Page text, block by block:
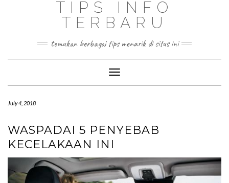
TIPS INFO
TERBARU
temukan berbagai tips menarik di situs ini
Toggle
Navigation
July 4, 2018
WASPADAI 5 PENYEBAB
KECELAKAAN INI